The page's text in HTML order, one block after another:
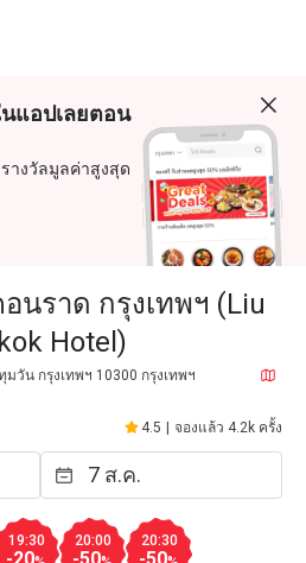
นแอปเลยตอน
างวัลมูลค่าสูงสุด
นราด กรุงเทพฯ (Liu
Hotel)
วัน กรุงเทพฯ 10300 กรุงเทพฯ
4.5 จองแล้ว 4.2k ครั้ง
19:30 20:00 20:30